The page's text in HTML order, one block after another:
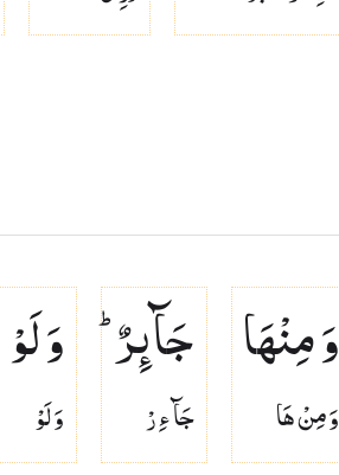
وَ مِنْهَا
وَ مِنْ هَا
جَآىِٕرٌ ؕ
جَآ ءِ رْ
وَ لَوْ
وَ لَوْ